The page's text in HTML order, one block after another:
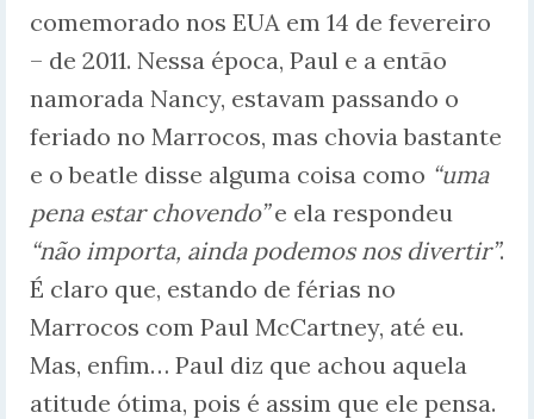
comemorado nos EUA em 14 de fevereiro
– de 2011. Nessa época, Paul e a então
namorada Nancy, estavam passando o
feriado no Marrocos, mas chovia bastante
e o beatle disse alguma coisa como “uma
pena estar chovendo”e ela respondeu
“não importa, ainda podemos nos divertir”.
É claro que, estando de férias no
Marrocos com Paul McCartney, até eu.
Mas, enfim… Paul diz que achou aquela
atitude ótima, pois é assim que ele pensa.